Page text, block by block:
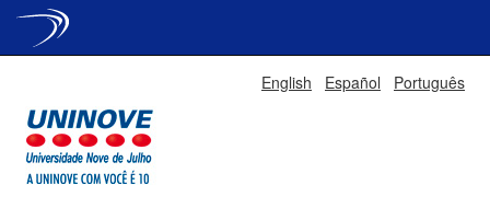
English Español Português